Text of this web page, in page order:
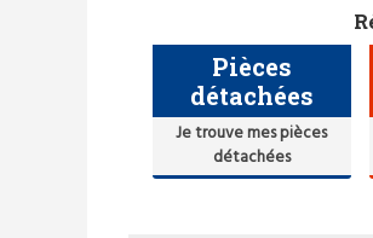
Pièces
détachées
Je trouve mes pièces
détachées